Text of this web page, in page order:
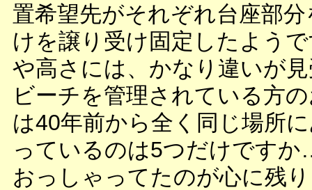
置希望先がそれぞれ台座部
けを譲り受け固定したよう
や高さには、かなり違いが
ビーチを管理されている方
は40年前から全く同じ場所
っているのは5つだけです
おっしゃってたのが心に残